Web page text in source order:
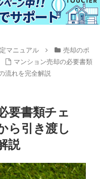
マニュアル
売却のポ
マンション売却の必要書類
流れを完全解説
要書類チェ
ら引き渡し
説